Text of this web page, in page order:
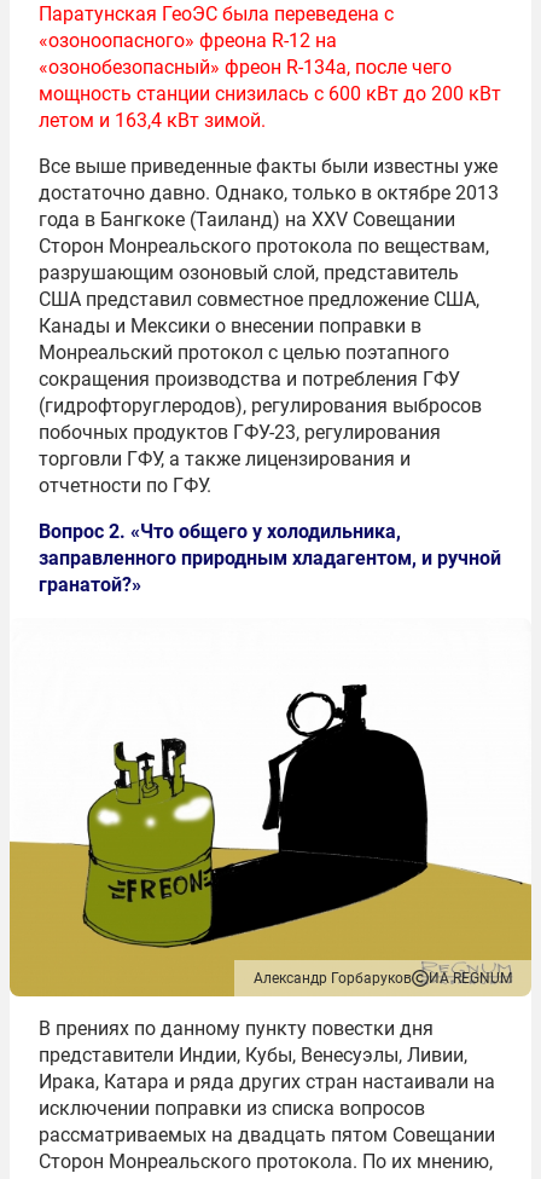
Паратунская ГеоЭС была переведена с
«озоноопасного» фреона R-12 на
«озонобезопасный» фреон R-134a, после чего
мощность станции снизилась с 600 кВт до 200 кВт
летом и 163,4 кВт зимой.
Все выше приведенные факты были известны уже
достаточно давно. Однако, только в октябре 2013
года в Бангкоке (Таиланд) на XXV Совещании
Сторон Монреальского протокола по веществам,
разрушающим озоновый слой, представитель
США представил совместное предложение США,
Канады и Мексики о внесении поправки в
Монреальский протокол с целью поэтапного
сокращения производства и потребления ГФУ
(гидрофторуглеродов), регулирования выбросов
побочных продуктов ГФУ-23, регулирования
торговли ГФУ, а также лицензирования и
отчетности по ГФУ.
Вопрос 2. «Что общего у холодильника,
заправленного природным хладагентом, и ручной
гранатой?»
Александр Горбаруков ИА REGNUM
В прениях по данному пункту повестки дня
представители Индии, Кубы, Венесуэлы, Ливии,
Ирака, Катара и ряда других стран настаивали на
исключении поправки из списка вопросов
рассматриваемых на двадцать пятом Совещании
Сторон Монреальского протокола. По их мнению,